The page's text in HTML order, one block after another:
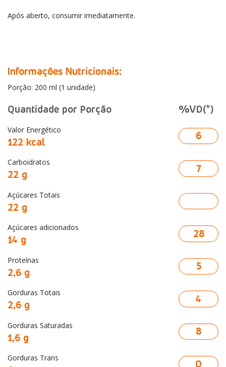
Após aberto, consumir imediatamente.
Informações Nutricionais:
Porção: 200 ml (1 unidade)
Quantidade por Porção %VD(*)
Valor Energético
122 kcal 6
Carboidratos
22 g 7
Açúcares Totais
22 g
Açúcares adicionados
14 g 28
Proteínas
2,6 g 5
Gorduras Totais
2,6 g 4
Gorduras Saturadas
1,6 g 8
Gorduras Trans 0